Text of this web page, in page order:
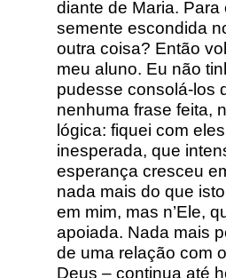
diante de Maria.
semente escondida
outra coisa? Então
meu aluno. Eu não
pudesse consolá-los
nenhuma frase feita,
lógica: fiquei com
inesperada, que
esperança cresceu
nada mais do que
em mim, mas n’Ele,
apoiada. Nada mais
de uma relação com
Deus – continua até